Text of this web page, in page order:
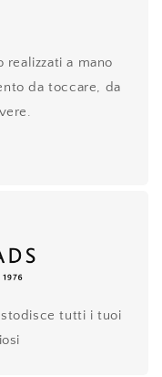
realizzati a mano
da toccare, da
tutti i tuoi